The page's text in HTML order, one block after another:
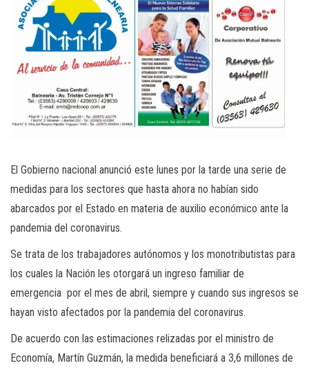
El Gobierno nacional anunció este lunes por la tarde una serie de
medidas para los sectores que hasta ahora no habían sido
abarcados por el Estado en materia de auxilio económico ante la
pandemia del coronavirus.
Se trata de los trabajadores autónomos y los monotributistas para
los cuales la Nación les otorgará un ingreso familiar de
emergencia por el mes de abril, siempre y cuando sus ingresos se
hayan visto afectados por la pandemia del coronavirus.
De acuerdo con las estimaciones relizadas por el ministro de
Economía, Martín Guzmán, la medida beneficiará a 3,6 millones de